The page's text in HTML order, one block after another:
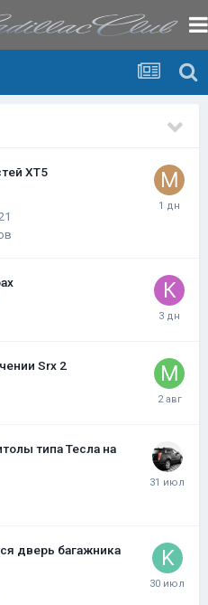
XT5
Srx 2
типа Тесла на
дверь багажника